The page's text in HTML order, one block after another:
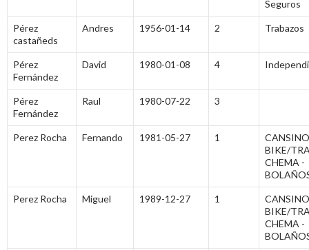
Seguros
Pérez
castañeds
Andres 1956-01-14 2 Trabazos
Pérez
Fernández
David 1980-01-08 4
Pérez
Fernández
Raul 1980-07-22 3
Perez Rocha Fernando 1981-05-27 1
BIKE/
CHEMA -
Perez Rocha Miguel 1989-12-27 1
BIKE/
CHEMA -